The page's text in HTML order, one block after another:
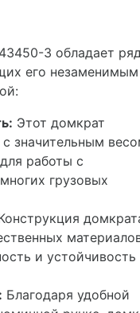
3 обладает
его незаменимым
Этот домкрат
значительным
работы с
грузовых
и устойчивость
Благодаря удобной